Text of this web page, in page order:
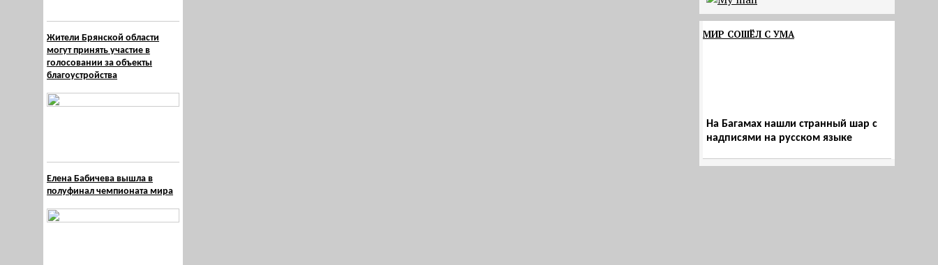
Жители Брянской области
могут принять участие в
голосовании за объекты
благоустройства
Елена Бабичева вышла в
полуфинал чемпионата мира
МИР СОШЁЛ С УМА
На Багамах нашли странный шар с
надписями на русском языке